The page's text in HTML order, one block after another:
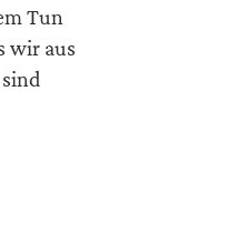
Tun
wir aus